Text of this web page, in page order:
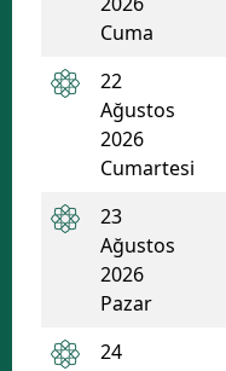
Cuma
22
Ağustos
2026
Cumartesi
23
Ağustos
2026
Pazar
24